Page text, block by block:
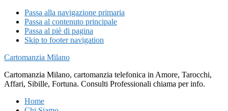
Passa alla navigazione primaria
Passa al contenuto principale
Passa al piè di pagina
Skip to footer navigation
Cartomanzia Milano
Cartomanzia Milano, cartomanzia telefonica in Amore, Tarocchi,
Affari, Sibille, Fortuna. Consulti Professionali chiama per info.
Home